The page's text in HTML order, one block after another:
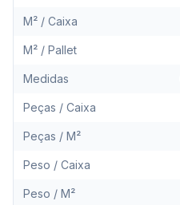
M² / Caixa
M² / Pallet
Medidas
Peças / Caixa
Peças / M²
Peso / Caixa
Peso / M²